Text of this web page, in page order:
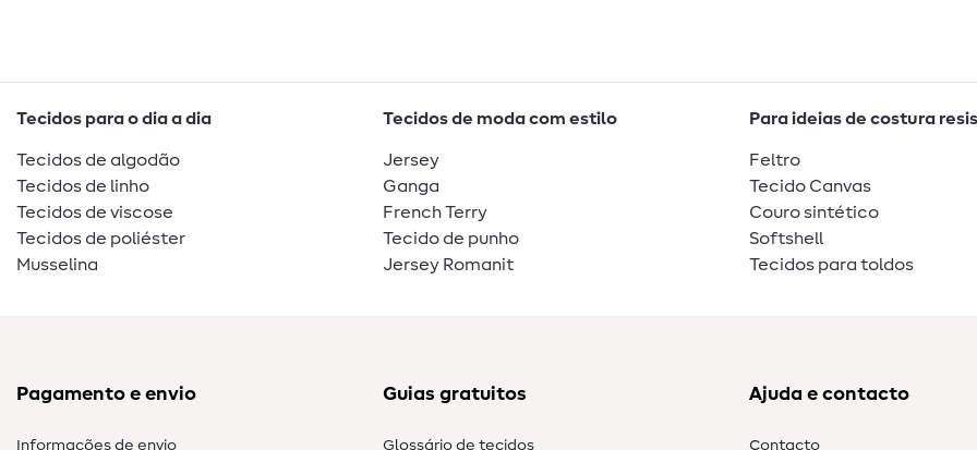
Tecidos para o dia a dia
Tecidos de algodão
Tecidos de linho
Tecidos de viscose
Tecidos de poliéster
Musselina
Tecidos de moda com estilo
Jersey
Ganga
French Terry
Tecido de punho
Jersey Romanit
Para ideias de costura
Feltro
Tecido Canvas
Couro sintético
Softshell
Tecidos para toldos
Pagamento e envio
Informações de envio
Guias gratuitos
Glossário de tecidos
Ajuda e contacto
Contacto